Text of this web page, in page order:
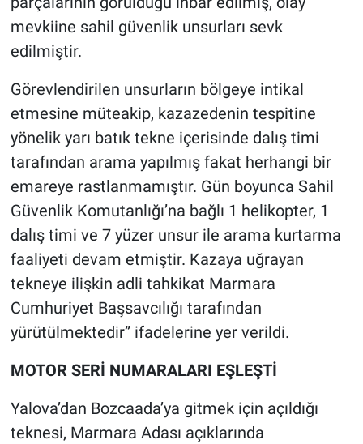
mevkiine sahil güvenlik unsurları sevk
edilmiştir.
Görevlendirilen unsurların bölgeye intikal
etmesine müteakip, kazazedenin tespitine
yönelik yarı batık tekne içerisinde dalış timi
tarafından arama yapılmış fakat herhangi bir
emareye rastlanmamıştır. Gün boyunca Sahil
Güvenlik Komutanlığı’na bağlı 1 helikopter, 1
dalış timi ve 7 yüzer unsur ile arama kurtarma
faaliyeti devam etmiştir. Kazaya uğrayan
tekneye ilişkin adli tahkikat Marmara
Cumhuriyet Başsavcılığı tarafından
yürütülmektedir” ifadelerine yer verildi.
MOTOR SERİ NUMARALARI EŞLEŞTİ
Yalova’dan Bozcaada’ya gitmek için açıldığı
teknesi, Marmara Adası açıklarında